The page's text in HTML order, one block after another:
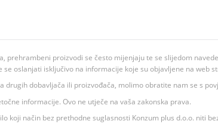
proizvodi se često mijenjaju te se slijedom
oslanjati isključivo na informacije koje su objavljene na web
dobavljača ili proizvođača, molimo obratite nam se s
informacije. Ovo ne utječe na vaša zakonska prava.
način bez prethodne suglasnosti Konzum plus d.o.o. niti